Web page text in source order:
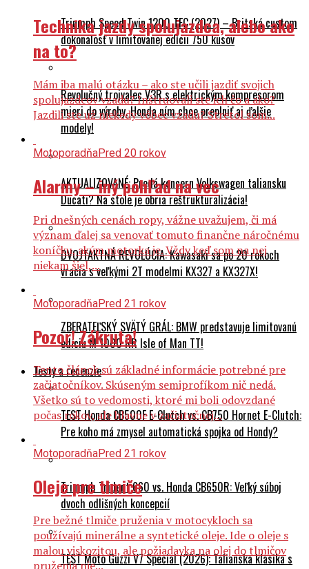
Triumph Speed Twin 1200 TFC (2027) – Britská custom
dokonalosť v limitovanej edícii 750 kusov
Revolučný trojvalec V3R s elektrickým kompresorom
mieri do výroby. Honda ním chce preplniť aj ďalšie
modely!
AKTUALIZOVANÉ: Predá koncern Volkswagen taliansku
Ducati? Na stole je obria reštrukturalizácia!
DVOJTAKTNÁ REVOLÚCIA: Kawasaki sa po 20 rokoch
vracia s veľkými 2T modelmi KX327 a KX327X!
ZBERATEĽSKÝ SVÄTÝ GRÁL: BMW predstavuje limitovanú
edíciu M 1000 RR Isle of Man TT!
Testy a recenzie
TEST Honda CB500F E-Clutch vs. CB750 Hornet E-Clutch:
Pre koho má zmysel automatická spojka od Hondy?
Triumph Trident 660 vs. Honda CB650R: Veľký súboj
dvoch odlišných koncepcií
TEST Moto Guzzi V7 Special (2026): Talianska klasika s
Technika jazdy spolujazdca, alebo ako
na to?
Mám iba malú otázku – ako ste učili jazdiť svojich
spolujazdcov vzadu? Inštruovali ste ich čo a ako?
Jazdili ste už niekedy vôbec vzadu? Stretol som...
MotoporadňaPred 20 rokov
Alarmy – iný pohľad na vec
Pri dnešných cenách ropy, vážne uvažujem, či má
význam ďalej sa venovať tomuto finančne náročnému
koníčku, akým motorka je. Vždy keď som na nej
niekam šiel,...
MotoporadňaPred 21 rokov
Pozor! Zákruta!
Tento článok sú základné informácie potrebné pre
začiatočníkov. Skúseným semiprofíkom nič nedá.
Všetko sú to vedomosti, ktoré mi boli odovzdané
počas rokov, ale hlavne v začiatočnej...
MotoporadňaPred 21 rokov
Oleje pre tlmiče
Pre bežné tlmiče pruženia v motocykloch sa
používajú minerálne a syntetické oleje. Ide o oleje s
malou viskozitou, ale požiadavka na olej do tlmičov
pruženia nie...